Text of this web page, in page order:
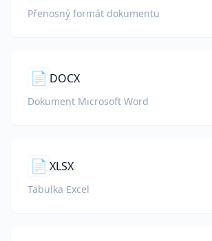
Přenosný formát dokumentu
📄 DOCX
Dokument Microsoft Word
📄 XLSX
Tabulka Excel